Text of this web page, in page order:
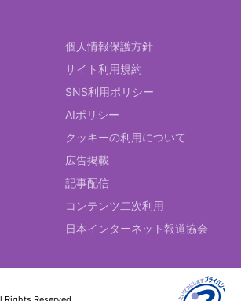
個人情報保護方針
サイト利用規約
SNS利用ポリシー
AIポリシー
クッキーの利用について
広告掲載
記事配信
コンテンツ二次利用
日本インターネット報道協会